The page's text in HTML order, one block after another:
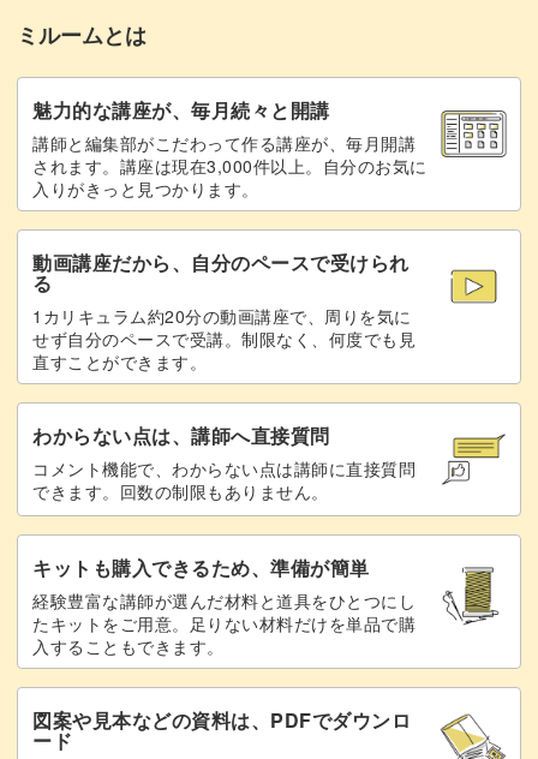
同じように上の段の花びらを描く
ベースのカラーを薄く重ねる 20:01
花芯にこげ茶色を入れる 21:57
トップジェルでコーティングして仕上げる 24:09
ミルームとは
魅力的な講座が、毎月続々と開講
講師と編集部がこだわって作る講座が、毎月開講
されます。講座は現在3,000件以上。自分のお気に
入りがきっと見つかります。
動画講座だから、自分のペースで受けられ
る
1カリキュラム約20分の動画講座で、周りを気に
せず自分のペースで受講。制限なく、何度でも見
直すことができます。
わからない点は、講師へ直接質問
コメント機能で、わからない点は講師に直接質問
できます。回数の制限もありません。
キットも購入できるため、準備が簡単
経験豊富な講師が選んだ材料と道具をひとつにし
たキットをご用意。足りない材料だけを単品で購
入することもできます。
図案や見本などの資料は、PDFでダウンロ
ード